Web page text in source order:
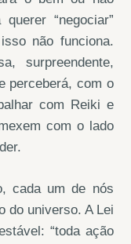
“negociar”
não funciona.
surpreendente,
perceberá, com o
com Reiki e
com o lado
cada um de nós
do universo. A Lei
“toda ação